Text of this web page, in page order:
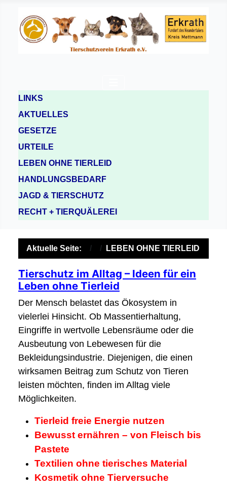
LINKS
AKTUELLES
GESETZE
URTEILE
LEBEN OHNE TIERLEID
HANDLUNGSBEDARF
JAGD & TIERSCHUTZ
RECHT + TIERQUÄLEREI
Aktuelle Seite: LEBEN OHNE TIERLEID
Tierschutz im Alltag – Ideen für ein
Leben ohne Tierleid
Der Mensch belastet das Ökosystem in
vielerlei Hinsicht. Ob Massentierhaltung,
Eingriffe in wertvolle Lebensräume oder die
Ausbeutung von Lebewesen für die
Bekleidungsindustrie. Diejenigen, die einen
wirksamen Beitrag zum Schutz von Tieren
leisten möchten, finden im Alltag viele
Möglichkeiten.
Tierleid freie Energie nutzen
Bewusst ernähren – von Fleisch bis
Pastete
Textilien ohne tierisches Material
Kosmetik ohne Tierversuche